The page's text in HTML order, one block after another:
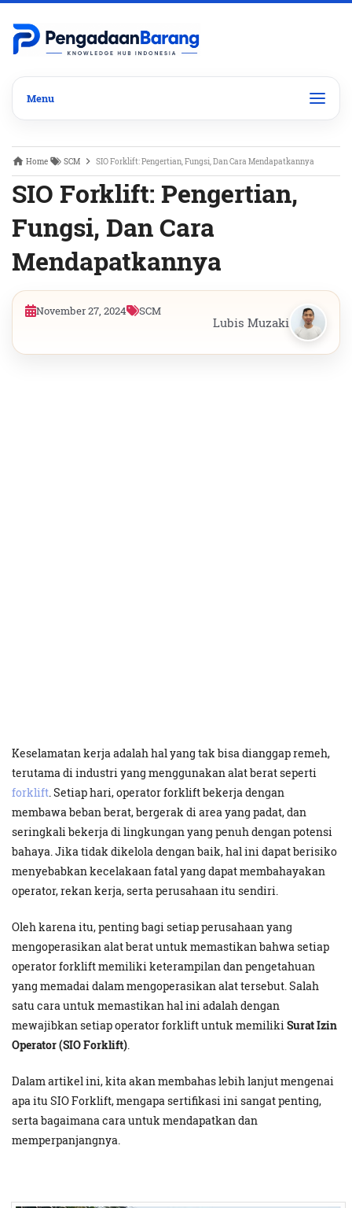
Home SCM SIO Forklift: Pengertian, Fungsi, Dan Cara Mendapatkannya
SIO Forklift: Pengertian,
Fungsi, Dan Cara
Mendapatkannya
November 27, 2024 SCM
Lubis Muzaki
Keselamatan kerja adalah hal yang tak bisa dianggap remeh,
terutama di industri yang menggunakan alat berat seperti
forklift. Setiap hari, operator forklift bekerja dengan
membawa beban berat, bergerak di area yang padat, dan
seringkali bekerja di lingkungan yang penuh dengan potensi
bahaya. Jika tidak dikelola dengan baik, hal ini dapat berisiko
menyebabkan kecelakaan fatal yang dapat membahayakan
operator, rekan kerja, serta perusahaan itu sendiri.
Oleh karena itu, penting bagi setiap perusahaan yang
mengoperasikan alat berat untuk memastikan bahwa setiap
operator forklift memiliki keterampilan dan pengetahuan
yang memadai dalam mengoperasikan alat tersebut. Salah
satu cara untuk memastikan hal ini adalah dengan
mewajibkan setiap operator forklift untuk memilikiSurat Izin
Operator (SIO Forklift).
Dalam artikel ini, kita akan membahas lebih lanjut mengenai
apa itu SIO Forklift, mengapa sertifikasi ini sangat penting,
serta bagaimana cara untuk mendapatkan dan
memperpanjangnya.